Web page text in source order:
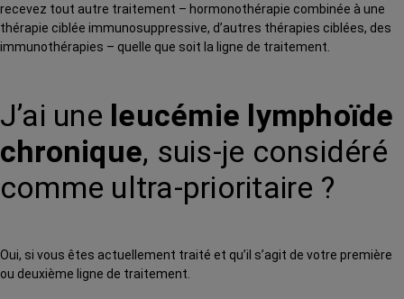
recevez tout autre traitement – hormonothérapie combinée à une
thérapie ciblée immunosuppressive, d’autres thérapies ciblées, des
immunothérapies – quelle que soit la ligne de traitement.
J’ai une leucémie lymphoïde
chronique, suis-je considéré
comme ultra-prioritaire ?
Oui, si vous êtes actuellement traité et qu’il s’agit de votre première
ou deuxième ligne de traitement.